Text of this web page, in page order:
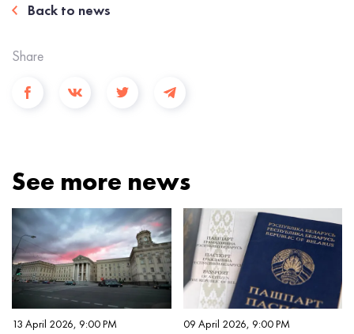
Back to news
Share
See more news
13 April 2026, 9:00 PM 09 April 2026, 9:00 PM